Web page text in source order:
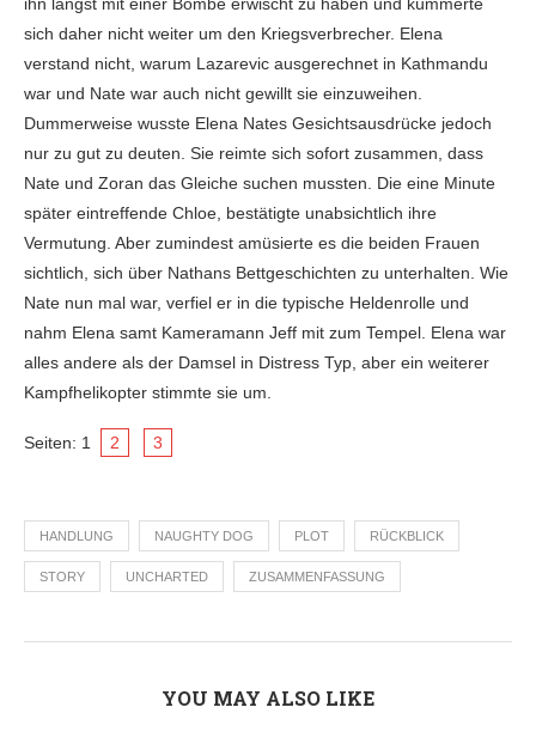
ihn längst mit einer Bombe erwischt zu haben und kümmerte
sich daher nicht weiter um den Kriegsverbrecher. Elena
verstand nicht, warum Lazarevic ausgerechnet in Kathmandu
war und Nate war auch nicht gewillt sie einzuweihen.
Dummerweise wusste Elena Nates Gesichtsausdrücke jedoch
nur zu gut zu deuten. Sie reimte sich sofort zusammen, dass
Nate und Zoran das Gleiche suchen mussten. Die eine Minute
später eintreffende Chloe, bestätigte unabsichtlich ihre
Vermutung. Aber zumindest amüsierte es die beiden Frauen
sichtlich, sich über Nathans Bettgeschichten zu unterhalten. Wie
Nate nun mal war, verfiel er in die typische Heldenrolle und
nahm Elena samt Kameramann Jeff mit zum Tempel. Elena war
alles andere als der Damsel in Distress Typ, aber ein weiterer
Kampfhelikopter stimmte sie um.
Seiten: 1 2 3
HANDLUNG NAUGHTY DOG PLOT RÜCKBLICK
STORY UNCHARTED ZUSAMMENFASSUNG
YOU MAY ALSO LIKE